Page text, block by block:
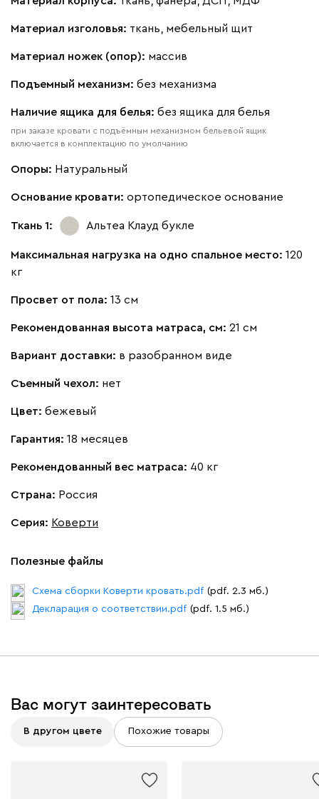
130 690 695
Винтер 469 780
Виридис Клэй Мустард
Бежевый
Материал изголовья: ткань, мебельный щит
Материал ножек (опор): массив
Подъемный механизм: без механизма
Наличие ящика для белья: без ящика для белья
при заказе кровати с подъёмным механизмом бельевой ящик
включается в комплектацию по умолчанию
Опоры: Натуральный
Основание кровати: ортопедическое основание
Ткань 1: Альтеа Клауд букле
Максимальная нагрузка на одно спальное место: 120
кг
Просвет от пола: 13 см
Рекомендованная высота матраса, см: 21 см
Вариант доставки: в разобранном виде
Съемный чехол: нет
Цвет: бежевый
Гарантия: 18 месяцев
Рекомендованный вес матраса: 40 кг
Страна: Россия
Серия: Коверти
Полезные файлы
Схема сборки Коверти кровать.pdf (pdf. 2.3 мб.)
Декларация о соответствии.pdf (pdf. 1.5 мб.)
Вас могут заинтересовать
В другом цвете Похожие товары